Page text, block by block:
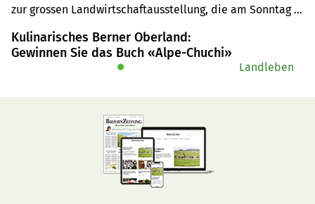
zur grossen Landwirtschaftausstellung, die am Sonntag
Kulinarisches Berner Oberland:
Gewinnen Sie das Buch «Alpe-Chuchi»
✹ Landleben